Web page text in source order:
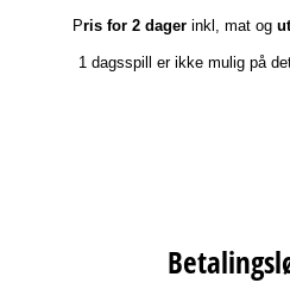
Pris for 2 dager inkl, mat og
1 dagsspill er ikke mulig på